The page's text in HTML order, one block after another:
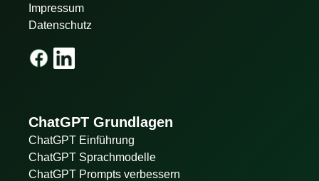
Impressum
Datenschutz
ChatGPT Grundlagen
ChatGPT Einführung
ChatGPT Sprachmodelle
ChatGPT Prompts verbessern